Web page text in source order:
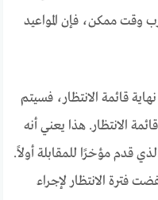
وقت ممكن، فإن المواعيد
قائمة الانتظار، فسيتم
الانتظار. هذا يعني أنه
قدم مؤخرًا للمقابلة أولاً.
فترة الانتظار لإجراء